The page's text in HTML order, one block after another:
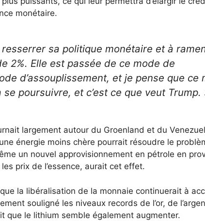
monétaire.
resserrer sa politique monétaire et à
2%. Elle est passée de ce mode de
d’assouplissement, et je pense que ce
se poursuivre, et c’est ce que veut Trump.
largement autour du Groenland et du
énergie moins chère pourrait résoudre le
un nouvel approvisionnement en pétrole en
prix de l’essence, aurait cet effet.
la libéralisation de la monnaie continuerait à
souligné les niveaux records de l’or, de
que le lithium semble également augmenter.